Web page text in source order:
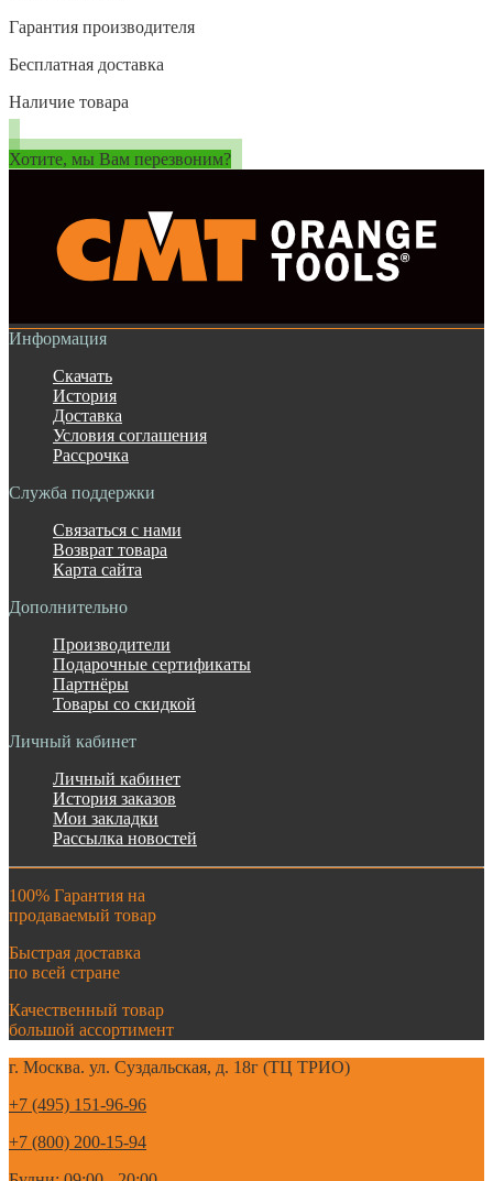
Гарантия производителя
Бесплатная доставка
Наличие товара
Хотите, мы Вам перезвоним?
Информация
Скачать
История
Доставка
Условия соглашения
Рассрочка
Служба поддержки
Связаться с нами
Возврат товара
Карта сайта
Дополнительно
Производители
Подарочные сертификаты
Партнёры
Товары со скидкой
Личный кабинет
Личный кабинет
История заказов
Мои закладки
Рассылка новостей
100% Гарантия на
продаваемый товар
Быстрая доставка
по всей стране
Качественный товар
большой ассортимент
г. Москва. ул. Суздальская, д. 18г (ТЦ ТРИО)
+7 (495) 151-96-96
+7 (800) 200-15-94